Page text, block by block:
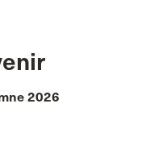
2026